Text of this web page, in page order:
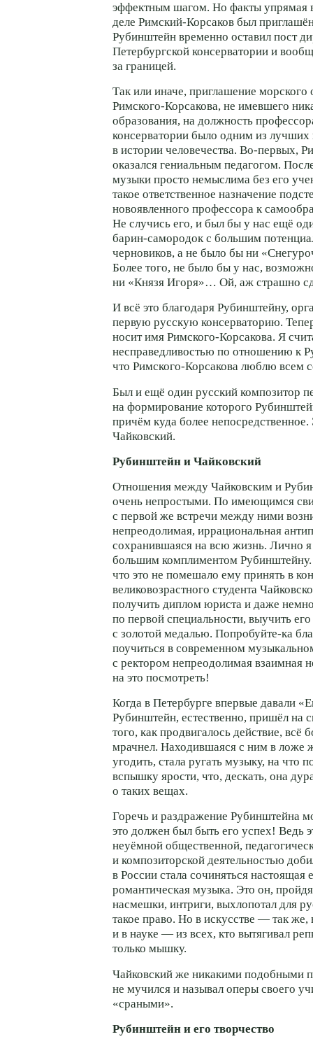
эффектным шагом. Но факты упрямая
деле Римский-Корсаков был
Рубинштейн временно оставил пост
Петербургской консерватории и
за границей.
Так или иначе, приглашение морского
Римского-Корсакова, не имевшего
образования, на должность
консерватории было одним из
в истории человечества. Во-первых,
оказался гениальным педагогом.
музыки просто немыслима без его
такое ответственное назначение
новоявленного профессора к
Не случись его, и был бы у нас ещё
барин-самородокс большим
черновиков, а не было бы ни
Более того, не было бы у нас,
ни «Князя Игоря»… Ой, аж страшно
И всё это благодаря Рубинштейну,
первую русскую консерваторию.
носит имя Римского-Корсакова. Я
несправедливостью по отношению к
что Римского-Корсакова люблю всем
Был и ещё один русский композитор
на формирование которого
причём куда более непосредственное.
Чайковский.
Рубинштейн и Чайковский
Отношения между Чайковским и
очень непростыми. По имеющимся
с первой же встречи между ними
непреодолимая, иррациональная
сохранившаяся на всю жизнь. Лично я
большим комплиментом
что это не помешало ему принять в
великовозрастного студента
получить диплом юриста и даже
по первой специальности, выучить
с золотой медалью. Попробуйте-ка
поучиться в современном
с ректором непреодолимая взаимная
на это посмотреть!
Когда в Петербурге впервые давали
Рубинштейн, естественно, пришёл на
того, как продвигалось действие, всё
мрачнел. Находившаяся с ним в ложе
угодить, стала ругать музыку, на что
вспышку ярости, что, дескать, она
о таких вещах.
Горечь и раздражение Рубинштейна
это должен был быть его успех! Ведь
неуёмной общественной,
и композиторской деятельностью
в России стала сочиняться настоящая
романтическая музыка. Это он,
насмешки, интриги, выхлопотал для
такое право. Но в искусстве — так же,
и в науке — из всех, кто вытягивал
только мышку.
Чайковский же никакими подобными
не мучился и называл оперы своего
«сраными».
Рубинштейн и его творчество